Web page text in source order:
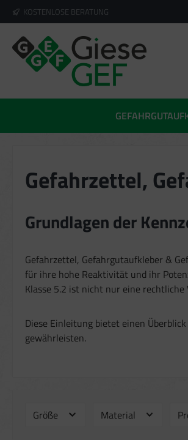
Zur Hauptnavigation springen
KOSTENLOSE BERATUNG
Gefahrzettel,
Grundlagen der
Gefahrzettel, Gefahrgutaufkleber &
für ihre hohe Reaktivität und ihr
Klasse 5.2 ist nicht nur eine
Diese Einleitung bietet einen
gewährleisten.
Größe Material